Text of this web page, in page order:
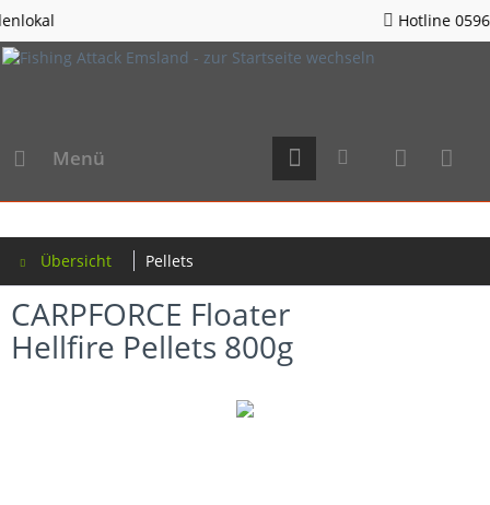
Hotline 05963 - 982823
Menü
Übersicht Pellets
CARPFORCE Floater
Hellfire Pellets 800g